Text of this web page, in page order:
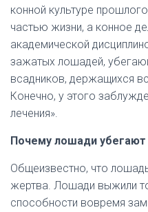
конной культуре
частью жизни, а конное
академической
зажатых лошадей,
всадников, держащихся
Конечно, у этого
лечения».
Почему лошади убегают
Общеизвестно, что
жертва. Лошади выжили
способности вовремя